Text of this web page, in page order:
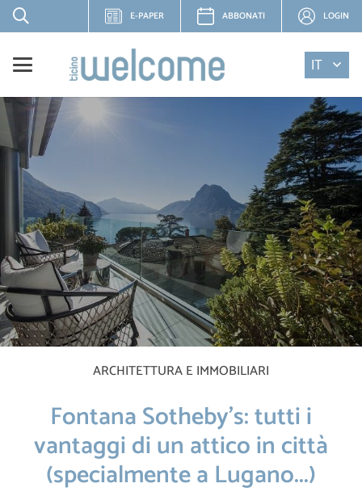
E-PAPER ABBONATI LOGIN
IT
ARCHITETTURA E IMMOBILIARI
Fontana Sotheby’s: tutti i
vantaggi di un attico in città
(specialmente a Lugano...)